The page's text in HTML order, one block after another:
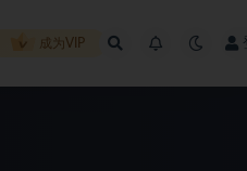
成为VIP